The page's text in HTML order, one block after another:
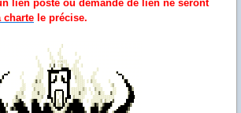
lien posté ou demande de lien ne seront
charte le précise.